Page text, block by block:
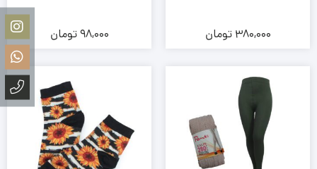
380,000 تومان 98,000تومان